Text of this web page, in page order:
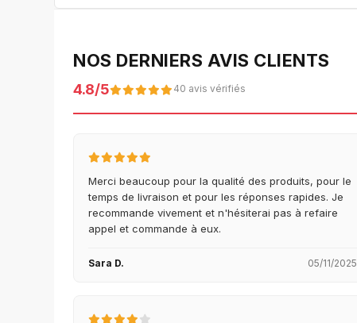
NOS DERNIERS AVIS CLIENTS
4.8/5 40 avis vérifiés
Merci beaucoup pour la qualité des produits, pour le
temps de livraison et pour les réponses rapides. Je
recommande vivement et n'hésiterai pas à refaire
appel et commande à eux.
Sara D. 05/11/2025